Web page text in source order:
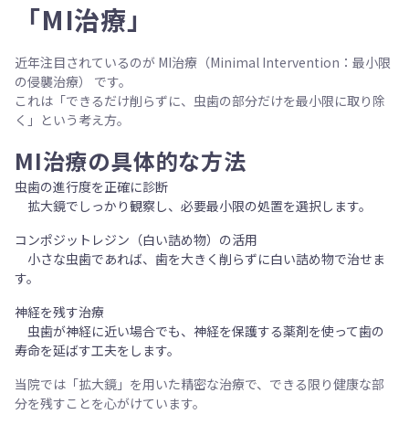
「MI治療」
近年注目されているのが MI治療（Minimal Intervention：最小限
の侵襲治療）
です。
これは「できるだけ削らずに、虫歯の部分だけを最小限に取り除
く」という考え方。
MI治療の具体的な方法
虫歯の進行度を正確に診断
拡大鏡でしっかり観察し、必要最小限の処置を選択します。
コンポジットレジン（白い詰め物）の活用
小さな虫歯であれば、歯を大きく削らずに白い詰め物で治せま
す。
神経を残す治療
虫歯が神経に近い場合でも、神経を保護する薬剤を使って歯の
寿命を延ばす工夫をします。
当院では「拡大鏡」を用いた精密な治療で、できる限り健康な部
分を残すことを心がけています。